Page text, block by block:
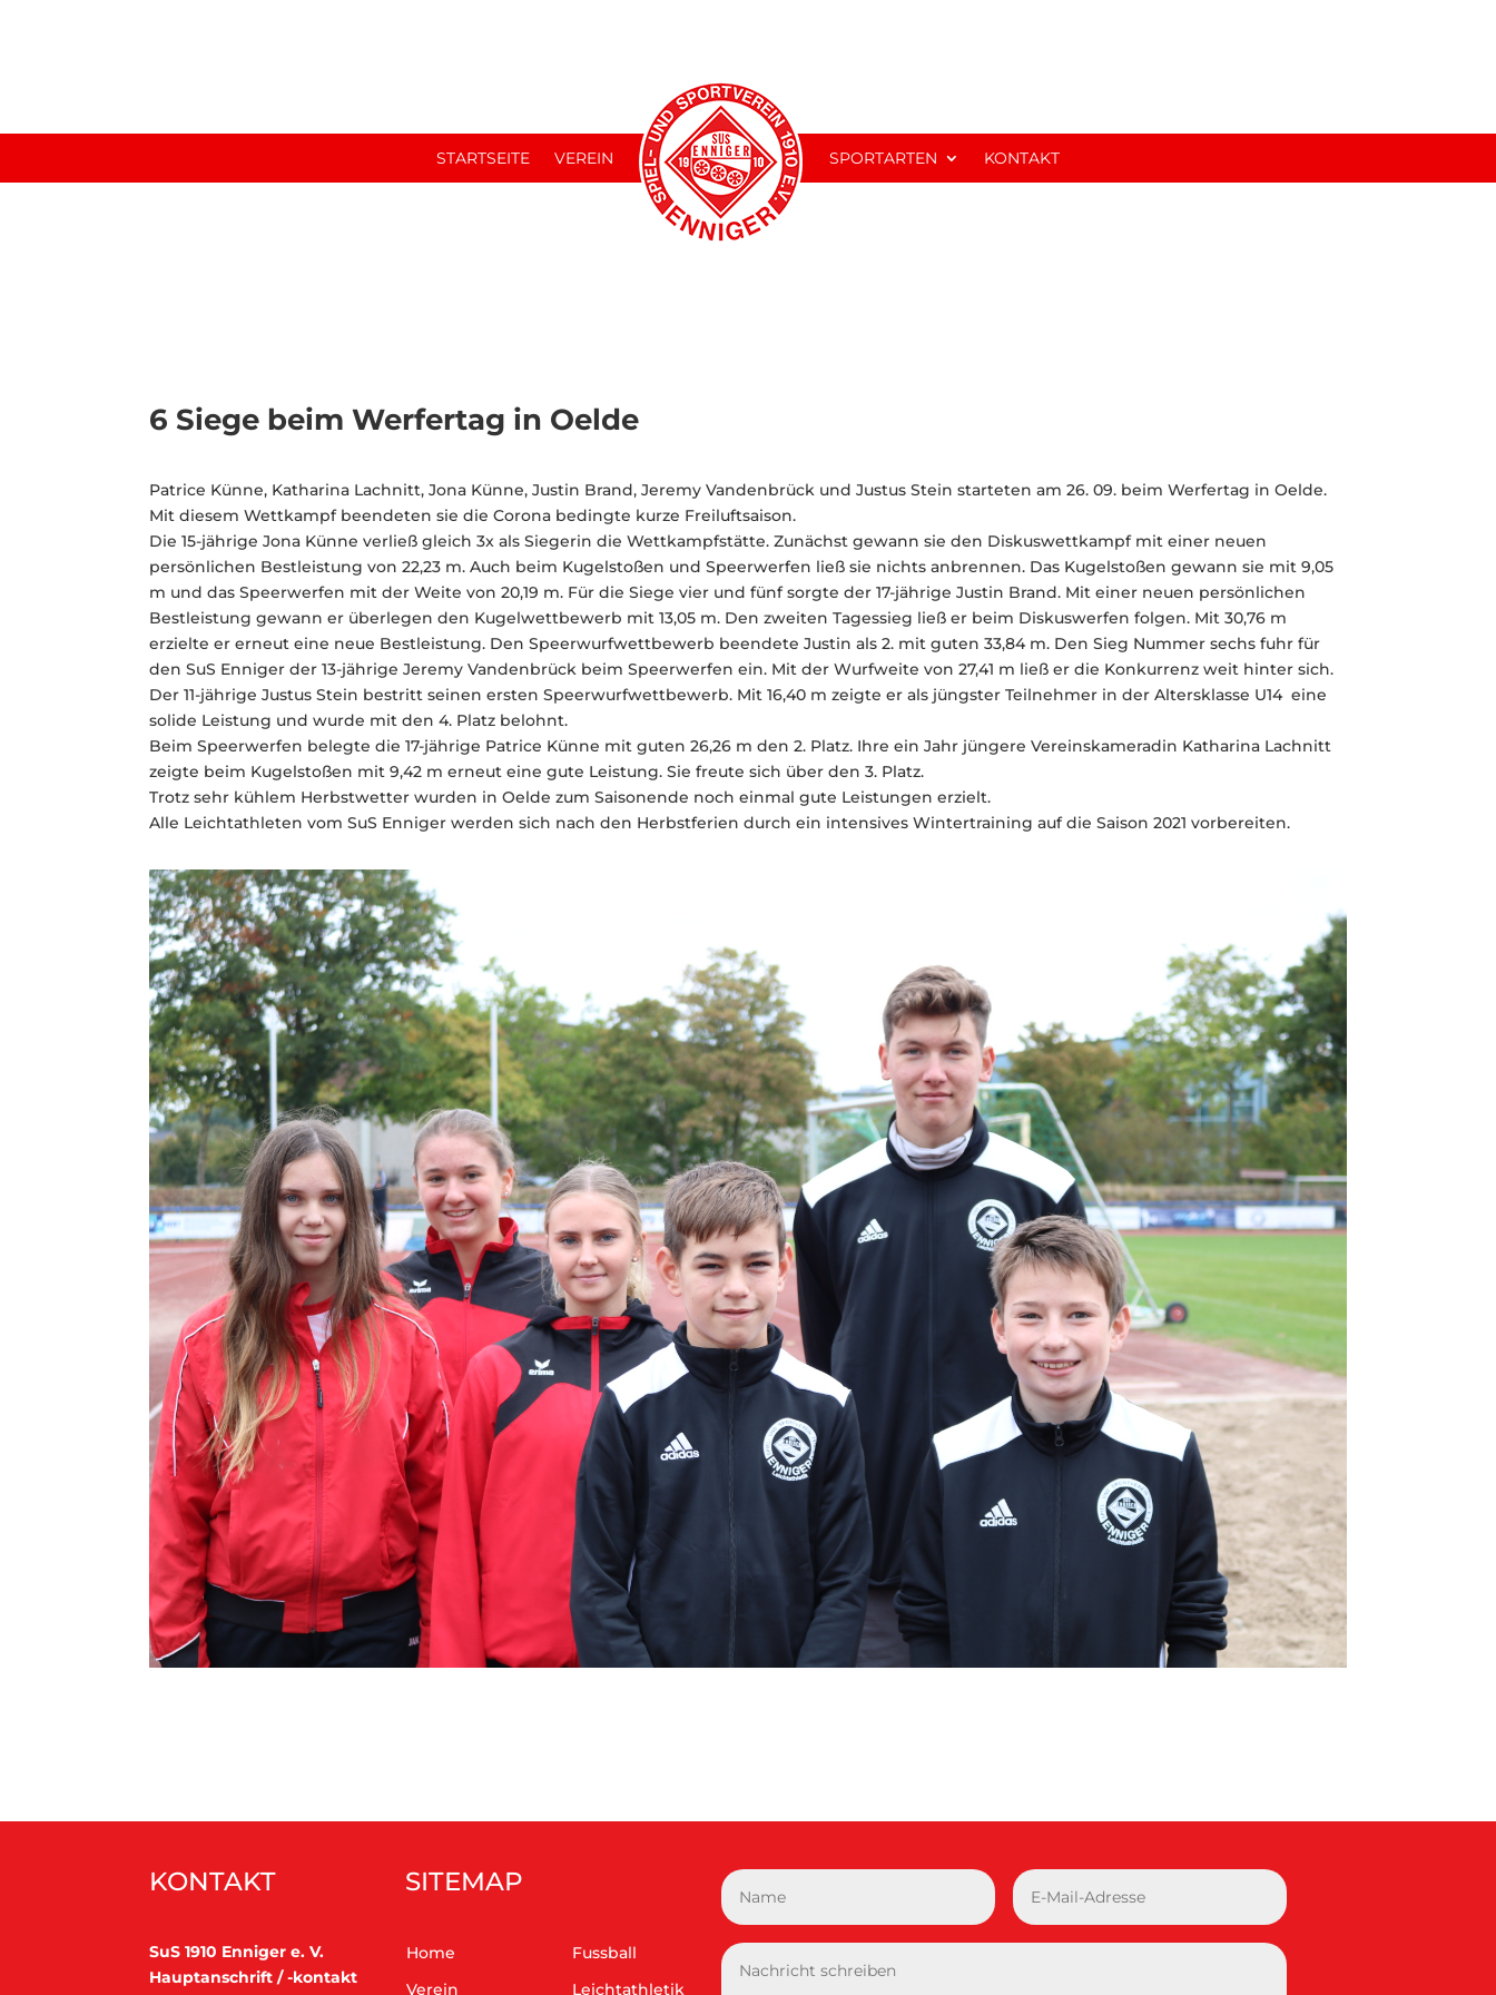
STARTSEITE VEREIN SPORTARTEN KONTAKT
6 Siege beim Werfertag in Oelde
Patrice Künne, Katharina Lachnitt, Jona Künne, Justin Brand, Jeremy Vandenbrück und Justus Stein starteten am 26. 09. beim Werfertag in Oelde.
Mit diesem Wettkampf beendeten sie die Corona bedingte kurze Freiluftsaison.
Die 15-jährige Jona Künne verließ gleich 3x als Siegerin die Wettkampfstätte. Zunächst gewann sie den Diskuswettkampf mit einer neuen
persönlichen Bestleistung von 22,23 m. Auch beim Kugelstoßen und Speerwerfen ließ sie nichts anbrennen. Das Kugelstoßen gewann sie mit 9,05
m und das Speerwerfen mit der Weite von 20,19 m. Für die Siege vier und fünf sorgte der 17-jährige Justin Brand. Mit einer neuen persönlichen
Bestleistung gewann er überlegen den Kugelwettbewerb mit 13,05 m. Den zweiten Tagessieg ließ er beim Diskuswerfen folgen. Mit 30,76 m
erzielte er erneut eine neue Bestleistung. Den Speerwurfwettbewerb beendete Justin als 2. mit guten 33,84 m. Den Sieg Nummer sechs fuhr für
den SuS Enniger der 13-jährige Jeremy Vandenbrück beim Speerwerfen ein. Mit der Wurfweite von 27,41 m ließ er die Konkurrenz weit hinter sich.
Der 11-jährige Justus Stein bestritt seinen ersten Speerwurfwettbewerb. Mit 16,40 m zeigte er als jüngster Teilnehmer in der Altersklasse U14 eine
solide Leistung und wurde mit den 4. Platz belohnt.
Beim Speerwerfen belegte die 17-jährige Patrice Künne mit guten 26,26 m den 2. Platz. Ihre ein Jahr jüngere Vereinskameradin Katharina Lachnitt
zeigte beim Kugelstoßen mit 9,42 m erneut eine gute Leistung. Sie freute sich über den 3. Platz.
Trotz sehr kühlem Herbstwetter wurden in Oelde zum Saisonende noch einmal gute Leistungen erzielt.
Alle Leichtathleten vom SuS Enniger werden sich nach den Herbstferien durch ein intensives Wintertraining auf die Saison 2021 vorbereiten.
KONTAKT
SuS 1910 Enniger e. V.
Hauptanschrift / -kontakt
SITEMAP
Home
Verein
Fussball
Leichtathletik